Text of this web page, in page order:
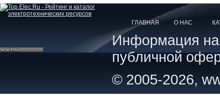
ГЛАВНАЯ О НАС
Информация на
публичной
© 2005-2026,